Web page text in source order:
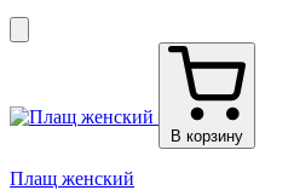
В корзину
Плащ женский